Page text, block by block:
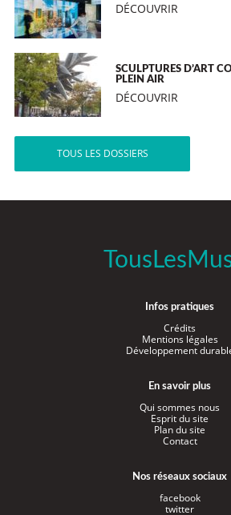
DÉCOUVRIR
SCULPTURES D’ART
PLEIN AIR
DÉCOUVRIR
TOUS LES DOSSIERS
Infos pratiques
Crédits
Mentions légales
Développement
En savoir plus
Qui sommes nous
Esprit du site
Plan du site
Contact
Nos réseaux sociaux
facebook
twitter